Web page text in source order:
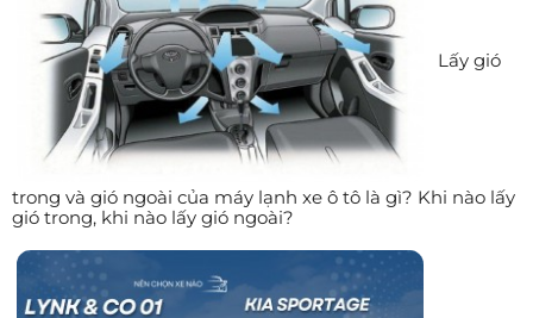
Lấy gió
trong và gió ngoài của máy lạnh xe ô tô là gì? Khi nào lấy
gió trong, khi nào lấy gió ngoài?